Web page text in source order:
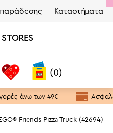
Καταστήματα
(0)
άνω των 49€
Friends Pizza Truck (42694)